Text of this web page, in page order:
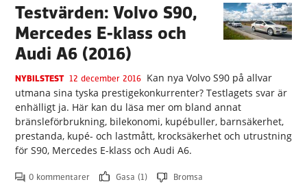
Testvärden: Volvo S90,
Mercedes E-klass och
Audi A6 (2016)
NYBILSTEST 12 december 2016 Kan nya Volvo S90 på allvar
utmana sina tyska prestigekonkurrenter? Testlagets svar är
enhälligt ja. Här kan du läsa mer om bland annat
bränsleförbrukning, bilekonomi, kupébuller, barnsäkerhet,
prestanda, kupé- och lastmått, krocksäkerhet och utrustning
för S90, Mercedes E-klass och Audi A6.
0 kommentarer Gasa (1) Bromsa